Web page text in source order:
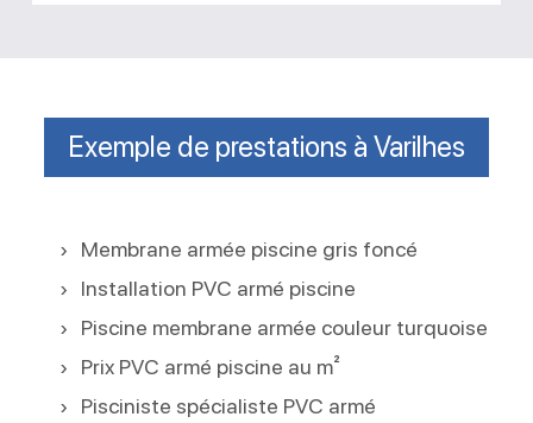
Exemple de prestations à Varilhes
Membrane armée piscine gris foncé
Installation PVC armé piscine
Piscine membrane armée couleur turquoise
Prix PVC armé piscine au m²
Pisciniste spécialiste PVC armé